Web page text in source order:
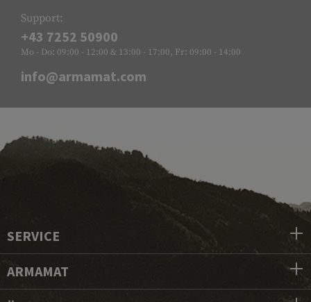
Support:
+43 7252 50900
Mo - Do: 09:00 - 12:00 & 13:00 - 17:00, Fr: 09:00 - 14:00
info@armamat.com
SERVICE
ARMAMAT